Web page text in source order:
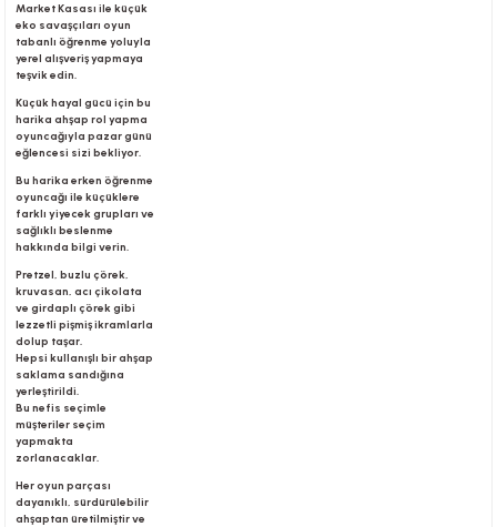
Market Kasası ile küçük
eko savaşçıları oyun
tabanlı öğrenme yoluyla
yerel alışveriş yapmaya
teşvik edin.
Küçük hayal gücü için bu
harika ahşap rol yapma
oyuncağıyla pazar günü
eğlencesi sizi bekliyor.
Bu harika erken öğrenme
oyuncağı ile küçüklere
farklı yiyecek grupları ve
sağlıklı beslenme
hakkında bilgi verin.
Pretzel, buzlu çörek,
kruvasan, acı çikolata
ve girdaplı çörek gibi
lezzetli pişmiş ikramlarla
dolup taşar.
Hepsi kullanışlı bir ahşap
saklama sandığına
yerleştirildi.
Bu nefis seçimle
müşteriler seçim
yapmakta
zorlanacaklar.
Her oyun parçası
dayanıklı, sürdürülebilir
ahşaptan üretilmiştir ve